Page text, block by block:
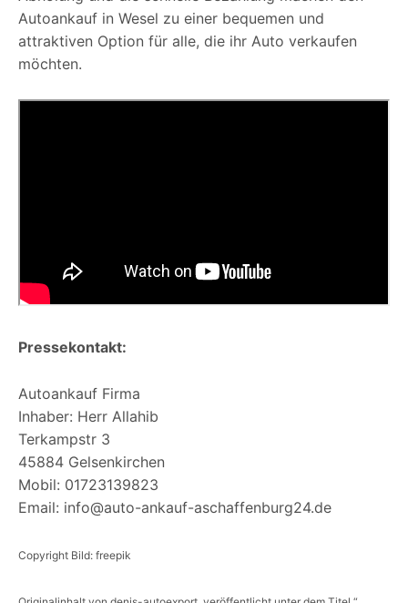
Autoankauf in Wesel zu einer bequemen und
attraktiven Option für alle, die ihr Auto verkaufen
möchten.
Pressekontakt:
Autoankauf Firma
Inhaber: Herr Allahib
Terkampstr 3
45884 Gelsenkirchen
Mobil: 01723139823
Email: info@auto-ankauf-aschaffenburg24.de
Copyright Bild: freepik